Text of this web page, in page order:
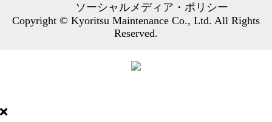
ソーシャルメディア・ポリシー
Copyright © Kyoritsu Maintenance Co., Ltd. All Rights
Reserved.